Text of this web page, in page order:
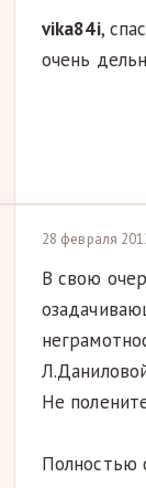
vika84i,
очень
28 февраля
В свою
Не
Полностью